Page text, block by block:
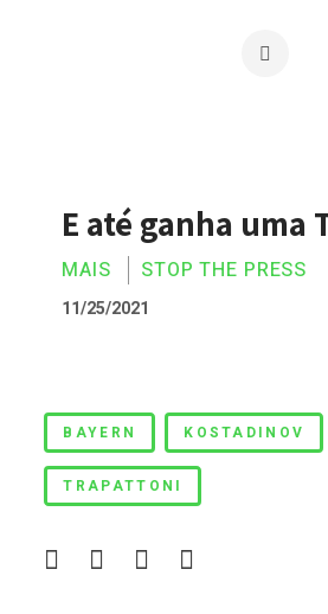
E até ganha uma
MAIS STOP THE PRESS
11/25/2021
E até ganha uma Taça
BAYERN KOSTADINOV
TRAPATTONI